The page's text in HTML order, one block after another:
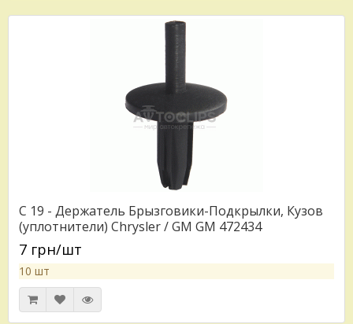
C 19 - Держатель Брызговики-Подкрылки, Кузов
(уплотнители) Chrysler / GM GM 472434
7 грн/шт
10 шт